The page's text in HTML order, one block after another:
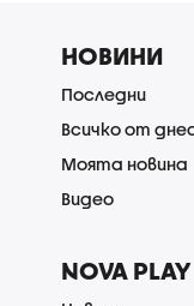
НОВИНИ
Последни
Всичко от
Моята новина
Видео
NOVA PLAY